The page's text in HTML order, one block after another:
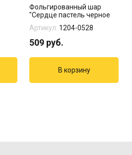
Фольгированный шар
"Сердце пастель черное
Артикул: 1204-0528
509 руб.